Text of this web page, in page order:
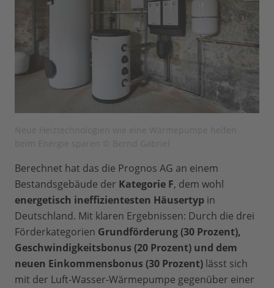
Berechnet hat das die Prognos AG an einem
Bestandsgebäude der Kategorie F, dem wohl
energetisch ineffizientesten Häusertyp in
Deutschland. Mit klaren Ergebnissen: Durch die drei
Förderkategorien Grundförderung (30 Prozent),
Geschwindigkeitsbonus (20 Prozent) und dem
neuen Einkommensbonus (30 Prozent) lässt sich
mit der Luft-Wasser-Wärmepumpe gegenüber einer